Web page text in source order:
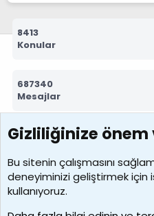
8413
Konular
687340
Mesajlar
7390
Kullanıcılar
MosesBrownHayranı
Son üye
Gizliliğinize
Bu sitenin çalışmasını
deneyiminizi geliştirmek için
kullanıyoruz.